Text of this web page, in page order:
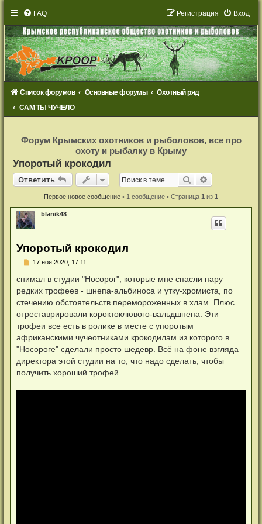
FAQ Вход
Регистрация
Список форумов Основные форумы
Охотный ряд
САМ ТЫ ЧУЧЕЛО
с
т
р
а
ц
Форум Крымских охотников и рыболовов, все про
охоту и рыбалку в Крыму
Упоротый крокодил
Ответить
Ответить Поиск
Первое новое сообщение • 1 сообщение • Страница 1 из 1
blanik48
Упоротый крокодил
Н
п
р
о
и
т
а
н
н
е
с
о
щ
17 ноя 2020, 17:11
снимал в студии "Носорог", которые мне спасли пару
редких трофеев - шнепа-альбиноса и утку-хромиста, по
стечению обстоятельств перемороженных в хлам. Плюс
отреставрировали короктоклювого-вальдшнепа. Эти
трофеи все есть в ролике в месте с упоротым
африканскими чучеотниками крокодилам из которого в
"Носороге" сделали просто шедевр. Всё на фоне взгляда
директора этой студии на то, что надо сделать, чтобы
получить хороший трофей.